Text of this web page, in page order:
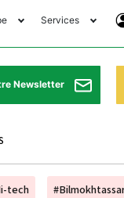
Services
de prières
de garde
TV
Se
Newsletter
tech